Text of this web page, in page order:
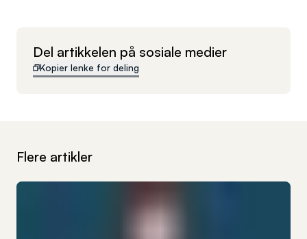
Del artikkelen på sosiale medier
Kopier lenke for deling
Flere artikler